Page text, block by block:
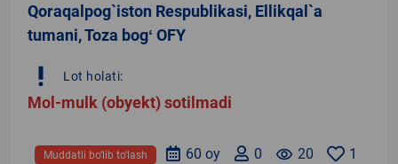
Qoraqalpog`iston Respublikasi, Ellikqal`a
tumani, Toza bogʻ OFY
priority_high Lot holati:
Mol-mulk (obyekt) sotilmadi
1
remove_red_eye 20
0
60 oy
Muddatli bo‘lib to‘lash